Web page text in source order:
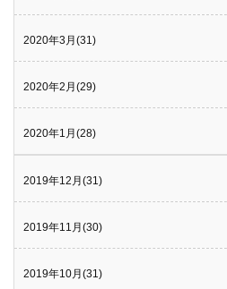
2020年3月(31)
2020年2月(29)
2020年1月(28)
2019年12月(31)
2019年11月(30)
2019年10月(31)